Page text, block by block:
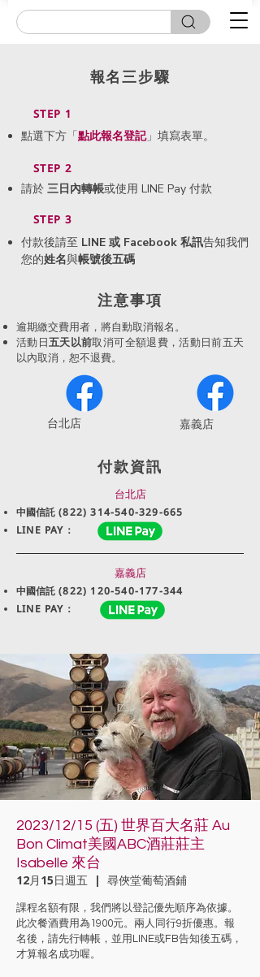
報名三步驟
STEP 1
點選下方「點此報名登記」填寫表單。
STEP 2
請於 三日內轉帳或使用 LINE Pay 付款
STEP 3
付款後請至 LINE 或 Facebook 私訊告知我們
您的姓名與帳號後五碼
​注意事項
逾期繳交費用者，將自動取消報名。
活動日五天以前取消可全額退費，活動日前五天
以內取消，恕不退費。
​台北店 嘉義店
付款資訊
台北店
中國信託 (822) 314-540-329-665
LINE PAY：
嘉義店
中國信託 (822) 120-540-177-344
LINE PAY：
2023/12/15 (五) 世界百大名莊 Au
Bon Climat美國ABC酒莊莊主
Isabelle 來台
12月15日週五
  |
尋俠堂葡萄酒鋪
課程名額有限，我們將以登記優先順序為依據。
此次餐酒費用為1900元。兩人同行9折優惠。報
名後，請先行轉帳，並用LINE或FB告知後五碼，
才算報名成功喔。